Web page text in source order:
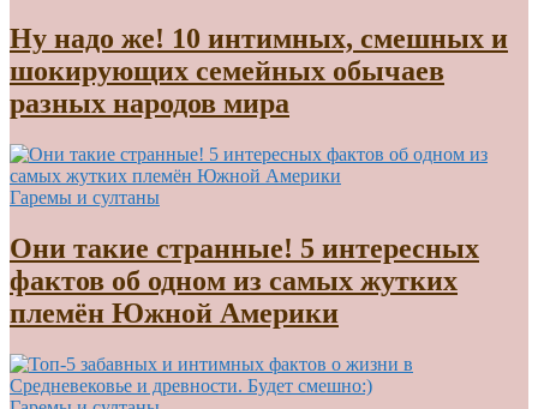
Ну надо же! 10 интимных, смешных и
шокирующих семейных обычаев
разных народов мира
Гаремы и султаны
Они такие странные! 5 интересных
фактов об одном из самых жутких
племён Южной Америки